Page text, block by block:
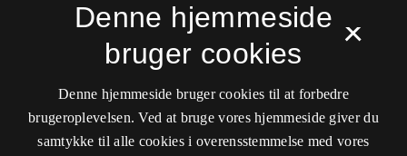
×
Denne hjemmeside
bruger cookies
Denne hjemmeside bruger cookies til at forbedre
brugeroplevelsen. Ved at bruge vores hjemmeside giver du
samtykke til alle cookies i overensstemmelse med vores